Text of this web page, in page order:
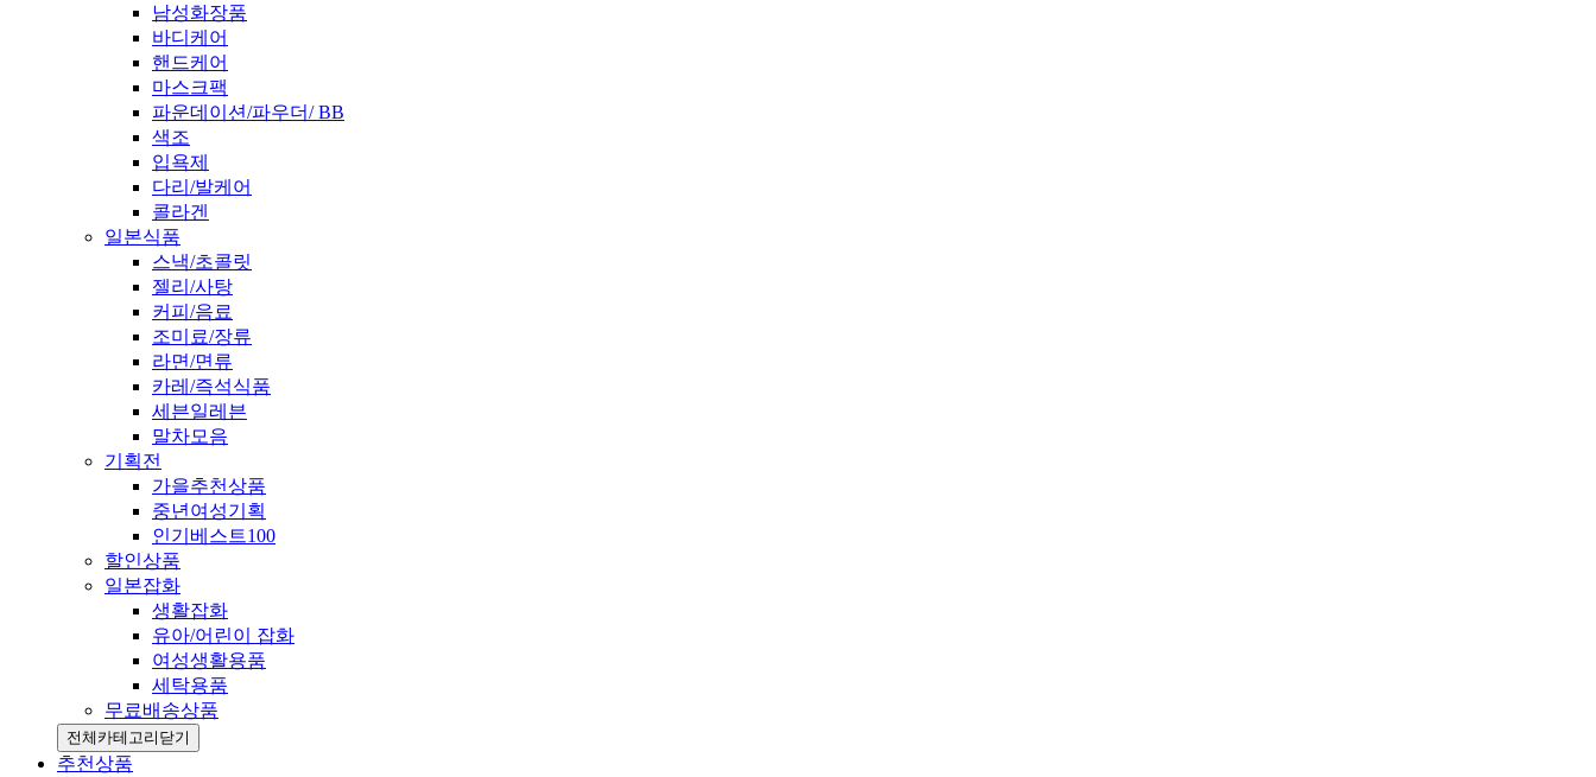
남성화장품
바디케어
핸드케어
마스크팩
파운데이션/파우더/ BB
색조
입욕제
다리/발케어
콜라겐
일본식품
스낵/초콜릿
젤리/사탕
커피/음료
조미료/장류
라면/면류
카레/즉석식품
세븐일레븐
말차모음
기획전
가을추천상품
중년여성기획
인기베스트100
할인상품
일본잡화
생활잡화
유아/어린이 잡화
여성생활용품
세탁용품
무료배송상품
전체카테고리 닫기
추천상품